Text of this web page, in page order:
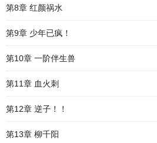
第8章 红颜祸水
第9章 少年已疯！
第10章 一阶伴生兽
第11章 血火刺
第12章 逆子！！
第13章 柳千阳